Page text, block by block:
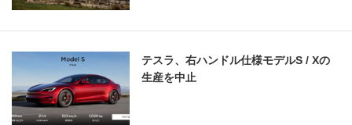
テスラ、右ハンドル仕様モデルS / Xの
生産を中止